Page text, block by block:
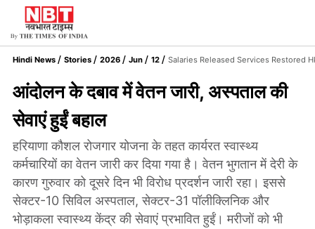
Hindi News Stories 2026 Jun 12 Salaries Released Services Restored
आंदोलन के दबाव में वेतन जारी, अस्पताल की
सेवाएं हुईं बहाल
हरियाणा कौशल रोजगार योजना के तहत कार्यरत स्वास्थ्य
कर्मचारियों का वेतन जारी कर दिया गया है। वेतन भुगतान में देरी के
कारण गुरुवार को दूसरे दिन भी विरोध प्रदर्शन जारी रहा। इससे
सेक्टर-10 सिविल अस्पताल, सेक्टर-31 पॉलीक्लिनिक और
भोड़ाकला स्वास्थ्य केंद्र की सेवाएं प्रभावित हुईं। मरीजों को भी